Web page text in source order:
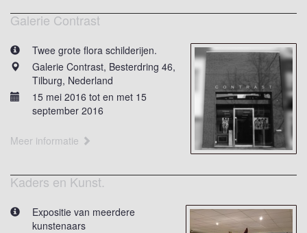
Galerie Contrast
Twee grote flora schilderijen.
Galerie Contrast, Besterdring 46,
Tilburg, Nederland
15 mei 2016 tot en met 15
september 2016
Meer informatie
Kaders en Kunst.
Expositie van meerdere
kunstenaars